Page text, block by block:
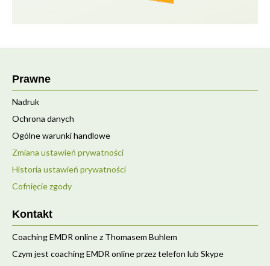
Prawne
Nadruk
Ochrona danych
Ogólne warunki handlowe
Zmiana ustawień prywatności
Historia ustawień prywatności
Cofnięcie zgody
Kontakt
Coaching EMDR online z Thomasem Buhlem
Czym jest coaching EMDR online przez telefon lub Skype